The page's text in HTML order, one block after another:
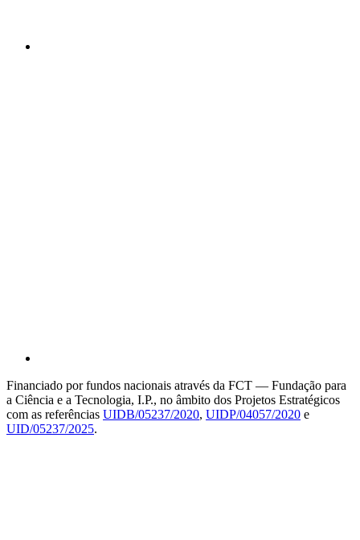
Financiado por fundos nacionais através da FCT — Fundação para
a Ciência e a Tecnologia, I.P., no âmbito dos Projetos Estratégicos
com as referências UIDB/05237/2020, UIDP/04057/2020 e
UID/05237/2025.